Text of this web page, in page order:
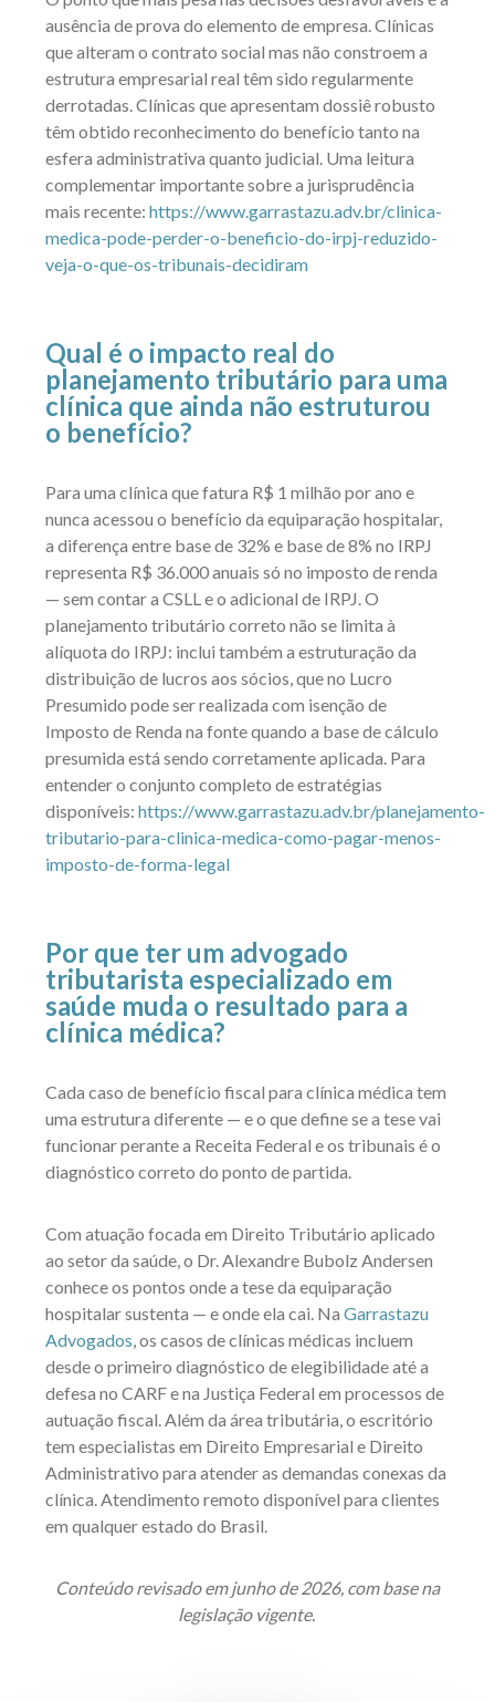
ausência de prova do elemento de empresa. Clínicas
que alteram o contrato social mas não constroem a
estrutura empresarial real têm sido regularmente
derrotadas. Clínicas que apresentam dossiê robusto
têm obtido reconhecimento do benefício tanto na
esfera administrativa quanto judicial. Uma leitura
complementar importante sobre a jurisprudência
mais recente: https://www.garrastazu.adv.br/clinica-
medica-pode-perder-o-beneficio-do-irpj-reduzido-
veja-o-que-os-tribunais-decidiram
Qual é o impacto real do
planejamento tributário para uma
clínica que ainda não estruturou
o benefício?
Para uma clínica que fatura R$ 1 milhão por ano e
nunca acessou o benefício da equiparação hospitalar,
a diferença entre base de 32% e base de 8% no IRPJ
representa R$ 36.000 anuais só no imposto de renda
— sem contar a CSLL e o adicional de IRPJ. O
planejamento tributário correto não se limita à
alíquota do IRPJ: inclui também a estruturação da
distribuição de lucros aos sócios, que no Lucro
Presumido pode ser realizada com isenção de
Imposto de Renda na fonte quando a base de cálculo
presumida está sendo corretamente aplicada. Para
entender o conjunto completo de estratégias
disponíveis: https://www.garrastazu.adv.br/planejamento-
tributario-para-clinica-medica-como-pagar-menos-
imposto-de-forma-legal
Por que ter um advogado
tributarista especializado em
saúde muda o resultado para a
clínica médica?
Cada caso de benefício fiscal para clínica médica tem
uma estrutura diferente — e o que define se a tese vai
funcionar perante a Receita Federal e os tribunais é o
diagnóstico correto do ponto de partida.
Com atuação focada em Direito Tributário aplicado
ao setor da saúde, o Dr. Alexandre Bubolz Andersen
conhece os pontos onde a tese da equiparação
hospitalar sustenta — e onde ela cai. Na Garrastazu
Advogados, os casos de clínicas médicas incluem
desde o primeiro diagnóstico de elegibilidade até a
defesa no CARF e na Justiça Federal em processos de
autuação fiscal. Além da área tributária, o escritório
tem especialistas em Direito Empresarial e Direito
Administrativo para atender as demandas conexas da
clínica. Atendimento remoto disponível para clientes
em qualquer estado do Brasil.
Conteúdo revisado em junho de 2026, com base na
legislação vigente.